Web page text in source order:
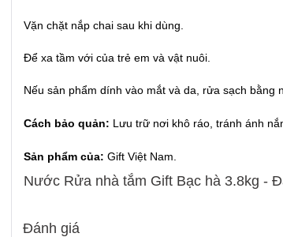
Vặn chặt nắp chai sau khi dùng.
Để xa tầm với của trẻ em và vật nuôi.
Nếu sản phẩm dính vào mắt và da, rửa sạch bằng
Cách bảo quản: Lưu trữ nơi khô ráo, tránh ánh
Sản phẩm của: Gift Việt Nam.
Nước Rửa nhà tắm Gift Bạc hà 3.8kg -
Đánh giá